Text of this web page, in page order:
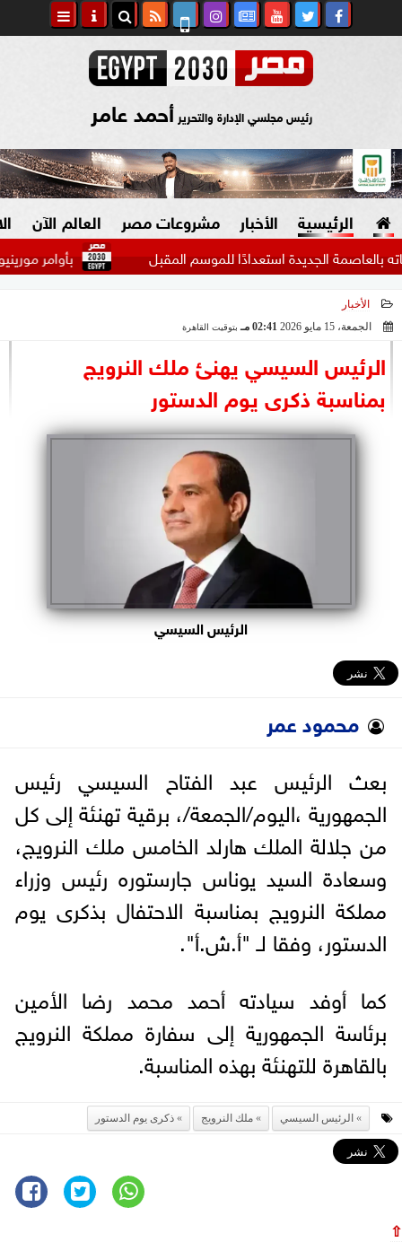
رئيس مجلسي الإدارة والتحرير أحمد عامر
الرئيسية الأخبار
السياسة
الرئاسة
البرلمان
الأحزاب
مشروعات مصر العالم الآن
بأوامر مورينيو.. الجديدة استعدادًا للموسم المقبل
الأخبار
الجمعة، 15 مايو 2026
02:41 مـ بتوقيت القاهرة
الرئيس السيسي يهنئ ملك النرويج
بمناسبة ذكرى يوم الدستور
الرئيس السيسي
محمود عمر
بعث الرئيس عبد الفتاح السيسي رئيس
الجمهورية ،اليوم/الجمعة/، برقية تهنئة إلى كل
من جلالة الملك هارلد الخامس ملك النرويج،
وسعادة السيد يوناس جارستوره رئيس وزراء
مملكة النرويج بمناسبة الاحتفال بذكرى يوم
الدستور، وفقا لـ "أ.ش.أ".
كما أوفد سيادته أحمد محمد رضا الأمين
برئاسة الجمهورية إلى سفارة مملكة النرويج
بالقاهرة للتهنئة بهذه المناسبة.
الرئيس السيسي ملك النرويج ذكرى يوم الدستور
⇧